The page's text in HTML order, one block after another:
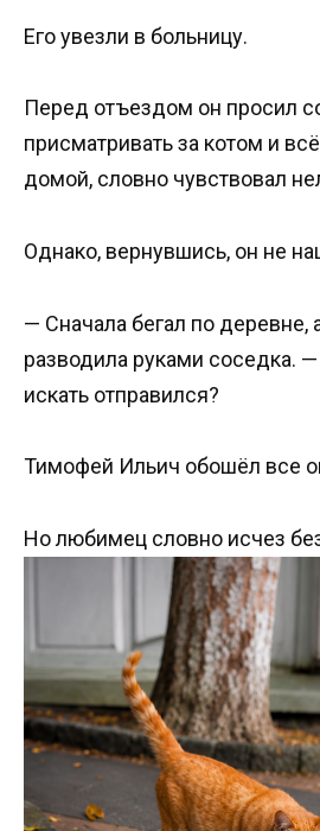
Его увезли в больницу.
Перед отъездом он просил
присматривать за котом и
домой, словно чувствовал
Однако, вернувшись, он не
— Сначала бегал по деревне,
разводила руками соседка.
искать отправился?
Тимофей Ильич обошёл все
Но любимец словно исчез